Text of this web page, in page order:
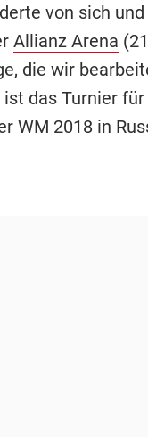
von sich
Allianz Arena
die wir
das Turnier
WM 2018 in